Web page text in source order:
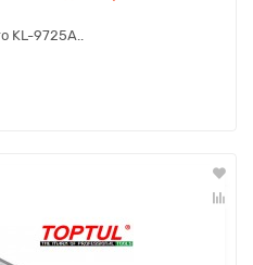
KL-9725A..